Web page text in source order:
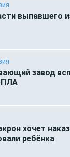
выпавшего
завод
хочет
ребёнка